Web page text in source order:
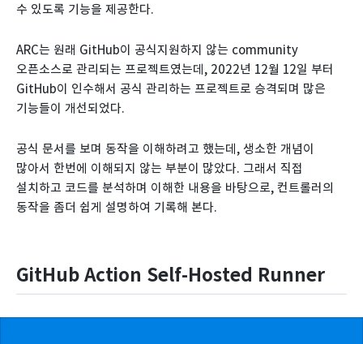
수 있도록 기능을 제공한다.
ARC는 원래 GitHub이 공식지원하지 않는 community
오픈소스로 관리되는 프로젝트였는데, 2022년 12월 12일 부터
GitHub이 인수해서 공식 관리하는 프로젝트로 승격되며 많은
기능들이 개선되었다.
공식 문서를 보며 동작을 이해하려고 했는데, 생소한 개념이
많아서 한번에 이해되지 않는 부분이 많았다. 그래서 직접
설치하고 코드를 분석하며 이해한 내용을 바탕으로, 컨트롤러의
동작을 좀더 쉽게 설명하여 기록해 본다.
GitHub Action Self-Hosted Runner